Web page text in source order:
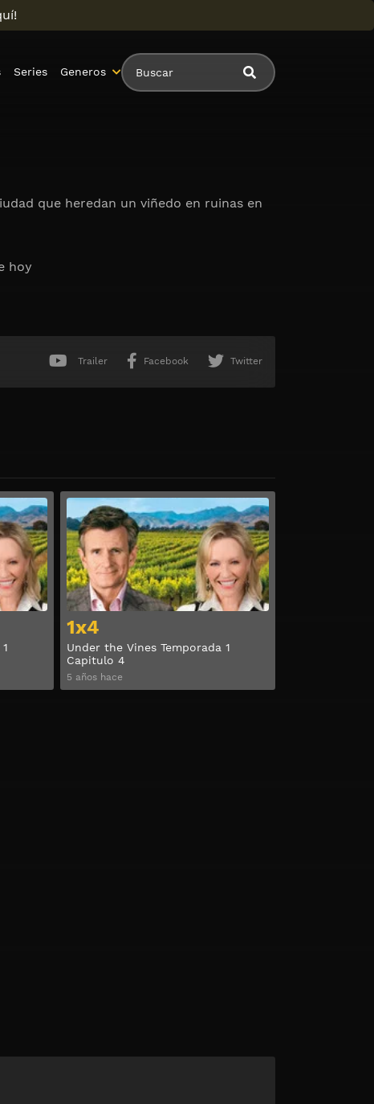
Series Generos
que heredan un viñedo en ruinas en
hoy
Trailer Facebook Twitter
Ver
1x4
Under the Vines Temporada 1
Capitulo 4
5 años hace